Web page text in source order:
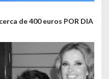
de 400 euros POR DIA